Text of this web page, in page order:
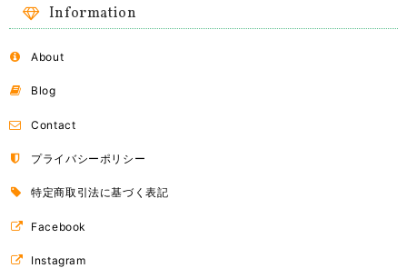
Information
About
Blog
Contact
プライバシーポリシー
特定商取引法に基づく表記
Facebook
Instagram